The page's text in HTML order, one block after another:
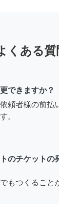
くある質
できますか？
頼者様の前払
。
のチケットの
もつくること